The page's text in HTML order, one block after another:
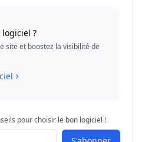
?
site et boostez la visibilité de
pour choisir le bon logiciel !